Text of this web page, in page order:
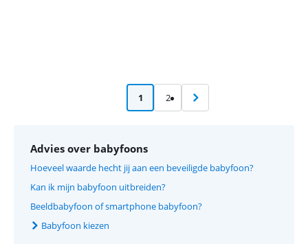
1 2
Advies over babyfoons
Hoeveel waarde hecht jij aan een beveiligde babyfoon?
Kan ik mijn babyfoon uitbreiden?
Beeldbabyfoon of smartphone babyfoon?
Babyfoon kiezen